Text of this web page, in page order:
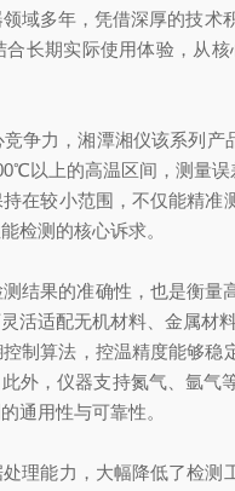
域多年，凭借深厚的技
长期实际使用体验，从
力，湘潭湘仪该系列产
以上的高温区间，测量
在较小范围，不仅能精
检测的核心诉求。
果的准确性，也是衡量
活适配无机材料、金属材
制算法，控温精度能够
外，仪器支持氮气、氩
通用性与可靠性。
能力，大幅降低了检测